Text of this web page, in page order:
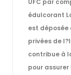
édulcorant
est
privées de
contribue à
pour